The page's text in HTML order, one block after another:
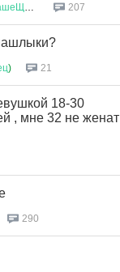
207
) 21
18-30
, мне 32 не женат
290